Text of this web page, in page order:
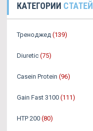
КАТЕГОРИИ СТАТЕЙ
Треноджед (139)
Diuretic (75)
Casein Protein (96)
Gain Fast 3100 (111)
HTP 200 (80)